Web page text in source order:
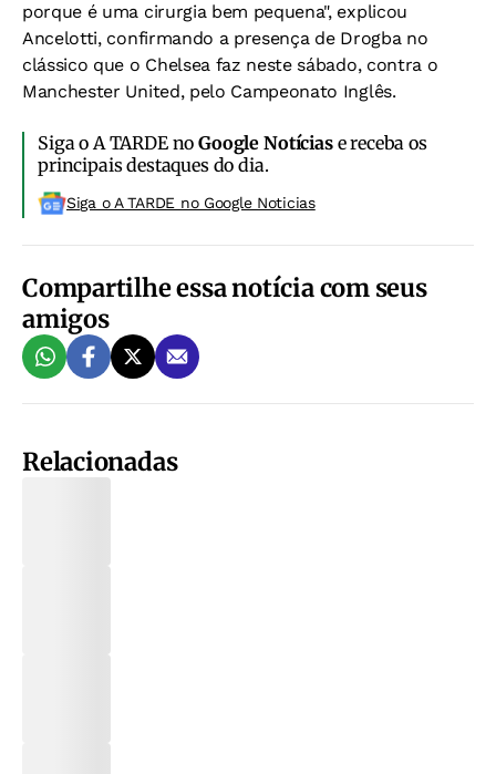
porque é uma cirurgia bem pequena", explicou
Ancelotti, confirmando a presença de Drogba no
clássico que o Chelsea faz neste sábado, contra o
Manchester United, pelo Campeonato Inglês.
Siga o A TARDE noGoogle Notíciase receba os
principais destaques do dia.
Siga o A TARDE no Google Noticias
Compartilhe essa notícia com seus
amigos
Relacionadas